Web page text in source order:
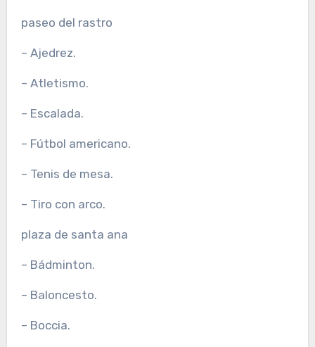
paseo del rastro
– Ajedrez.
– Atletismo.
– Escalada.
– Fútbol americano.
– Tenis de mesa.
– Tiro con arco.
plaza de santa ana
– Bádminton.
– Baloncesto.
– Boccia.